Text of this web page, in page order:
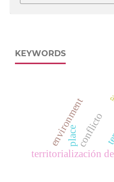
KEYWORDS
territorialización
conflicto
environment
place